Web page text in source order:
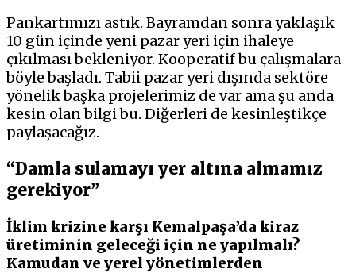
Pankartımızı astık. Bayramdan sonra yaklaşık
10 gün içinde yeni pazar yeri için ihaleye
çıkılması bekleniyor. Kooperatif bu çalışmalara
böyle başladı. Tabii pazar yeri dışında sektöre
yönelik başka projelerimiz de var ama şu anda
kesin olan bilgi bu. Diğerleri de kesinleştikçe
paylaşacağız.
“Damla sulamayı yer altına almamız
gerekiyor”
İklim krizine karşı Kemalpaşa’da kiraz
üretiminin geleceği için ne yapılmalı?
Kamudan ve yerel yönetimlerden